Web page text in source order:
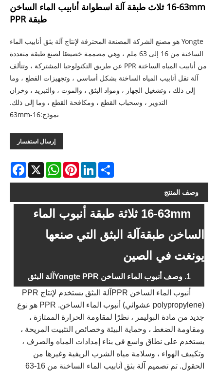
16-63mm ثلاث طبقة آلة اسطوانة أنابيب الماء الساخن
طبقة PPR
Yongte هو مصنع الشركة المصنعة المحترفة لإنتاج آلة بثق أنابيب الماء
الساخنة من 16 إلى 63 ملم ، وهي مصممة خصيصًا لصنع طبقة متعددة
من أنابيب المياه الساخنة PPR عن طريق التكنولوجيا المشتركة ، وتتألف
آلة نقل أنابيب المياه الساخنة بشكل أساسي ، وتجهيزات القطع ، وما
إلى ذلك ، وتشغيل الجهاز ، ومواد البثق ، والموت ، والتبريد ، وخزان
التدوير ، وسحباب القطع ، ومكافحة القطع ، وما إلى ذلك.
نموذج:16-63mm
إرسال استفسار
X
WhatsAppPinterestLinkedInShare
وصف المنتج
16-63mm ثلاثة طبقة أنبوب الماء
الساخن طبقة آلة البثق التي صنعها
يونغت في الصين
1. وصف أنبوب الماء الساخن Yongte PPR
آلة البثق
أنبوب الماء الساخن PPR
آلة البثق يستخدم
لإنتاج PPR
(polypropylene عشوائي) أنبوب الماء الساخن. PPR هو نوع
جديد من مادة البوليمر ، نظرًا لمقاومة الحرارة الممتازة ،
ومقاومة الضغط ، وحماية البيئة وخصائص التثبيت المريحة ،
يستخدم على نطاق واسع في بناء إمدادات المياه والصرف ،
وتكييف الهواء ، وسلامة مياه الشرب الريفية وغيرها من
الحقول. تم تصميم آلة بثق أنابيب الماء الساخنة من 16-63